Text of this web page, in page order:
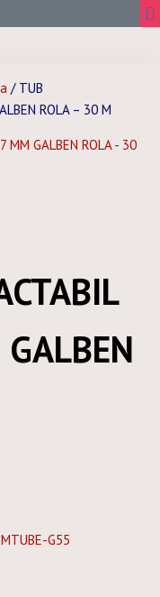
/ TUB
ROLA – 30 M
G55